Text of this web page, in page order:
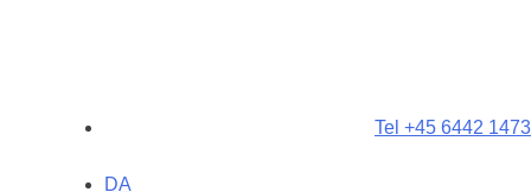
Tel +45 6442 1473
DA